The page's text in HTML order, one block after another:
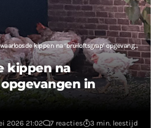
kippen na ‘bruiloftsgrap’ opgevangen in Stramproy
kippen na
opgevangen in
2026 21:02 7 reacties 3 min. leestijd